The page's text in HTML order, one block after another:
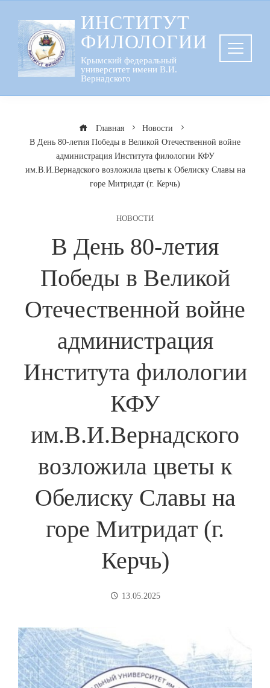
содержанию
ИНСТИТУТ
ФИЛОЛОГИИ
Крымский федеральный
университет имени В.И.
Вернадского
Главная
Новости
В День 80-летия Победы в Великой Отечественной войне
администрация Института филологии КФУ
им.В.И.Вернадского возложила цветы к Обелиску Славы на
горе Митридат (г. Керчь)
НОВОСТИ
В День 80-летия
Победы в Великой
Отечественной войне
администрация
Института филологии
КФУ
им.В.И.Вернадского
возложила цветы к
Обелиску Славы на
горе Митридат (г.
Керчь)
13.05.2025